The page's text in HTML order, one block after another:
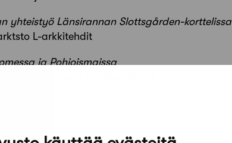
yhteistyö Länsirannan Slottsgården-korttelissa
L-arkkitehdit
ja Pohjoismaissa
Frei Zimmerin toimitusjohtaja